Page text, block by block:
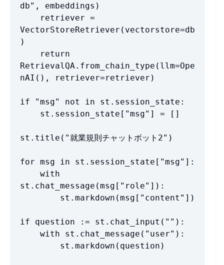
db", embeddings)
VectorStoreRetriever(vectorstore=db
)
RetrievalQA.from_chain_type(llm=Ope
nAI(), retriever=retriever)
if "msg" not in st.session_state:
st.title("就業規則チャットボット2")
for msg in st.session_state["msg"]:
st.chat_message(msg["role"]):
if question := st.chat_input(""):